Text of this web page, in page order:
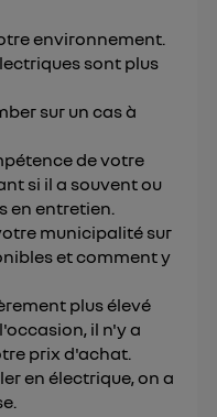
environnement.
sont plus
sur un cas à
de votre
si il a souvent ou
en entretien.
municipalité sur
et comment y
plus élevé
il n'y a
prix d'achat.
en électrique, on a